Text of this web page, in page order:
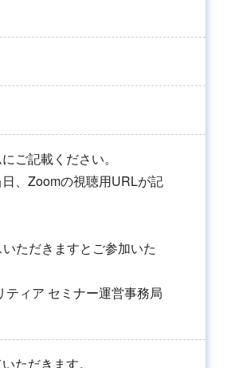
ご記載ください。
、Zoomの視聴用URLが記
ただきますとご参加いた
ィア セミナー運営事務局
ただきます。